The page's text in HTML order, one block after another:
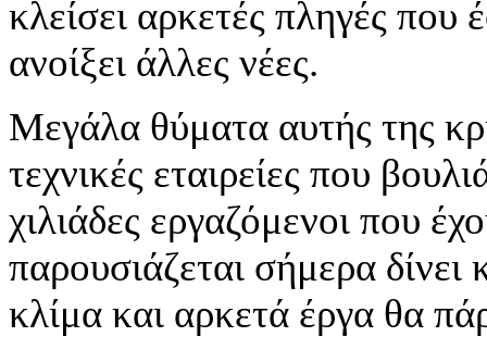
κλείσει αρκετές πληγές
ανοίξει άλλες νέες.
Μεγάλα θύματα αυτής της
τεχνικές εταιρείες που
χιλιάδες εργαζόμενοι που
παρουσιάζεται σήμερα δίνει
κλίμα και αρκετά έργα θα